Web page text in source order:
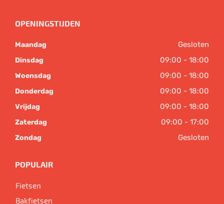
OPENINGSTIJDEN
Maandag Gesloten
Dinsdag 09:00 - 18:00
Woensdag 09:00 - 18:00
Donderdag 09:00 - 18:00
Vrijdag 09:00 - 18:00
Zaterdag 09:00 - 17:00
Zondag Gesloten
POPULAIR
Fietsen
Bakfietsen